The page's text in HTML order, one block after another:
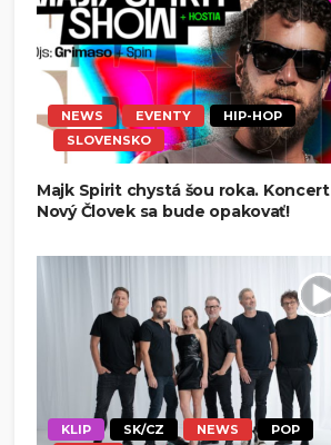
NEWS EVENTY
HIP-HOP
SLOVENSKO
Majk Spirit chystá šou roka. Koncert
Nový Človek sa bude opakovať!
KLIP SK/CZ NEWS
POP